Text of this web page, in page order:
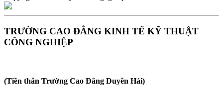
TRƯỜNG CAO ĐẲNG KINH TẾ KỸ THUẬT
CÔNG NGHIỆP
(Tiền thân Trường Cao Đẳng Duyên Hải)